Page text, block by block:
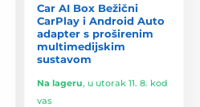
Car AI Box Bežični
CarPlay i Android Auto
adapter s proširenim
multimedijskim
sustavom
Na lageru, u utorak 11. 8. kod
vas